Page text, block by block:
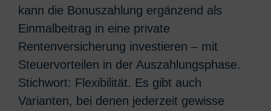
kann die Bonuszahlung ergänzend als
Einmalbeitrag in eine private
Rentenversicherung investieren – mit
Steuervorteilen in der Auszahlungsphase.
Stichwort: Flexibilität. Es gibt auch
Varianten, bei denen jederzeit gewisse